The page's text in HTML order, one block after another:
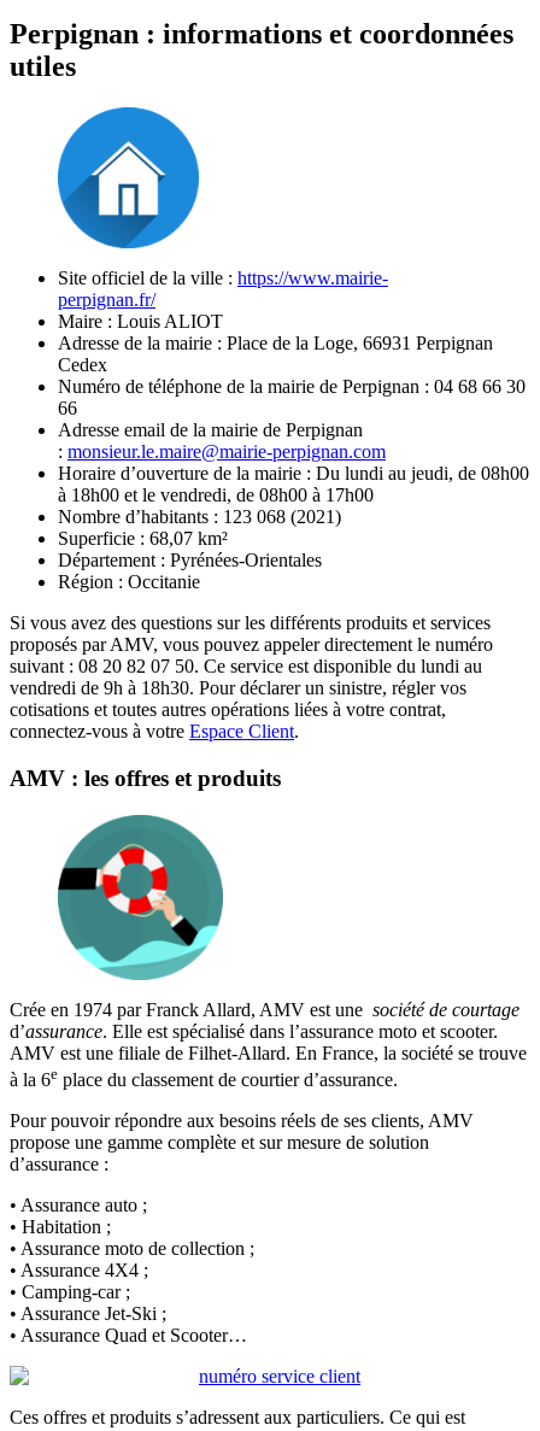
Perpignan : informations et coordonnées
utiles
Site officiel de la ville : https://www.mairie-
perpignan.fr/
Maire : Louis ALIOT
Adresse de la mairie : Place de la Loge, 66931 Perpignan
Cedex
Numéro de téléphone de la mairie de Perpignan : 04 68 66 30
66
Adresse email de la mairie de Perpignan
: monsieur.le.maire@mairie-perpignan.com
Horaire d’ouverture de la mairie : Du lundi au jeudi, de 08h00
à 18h00 et le vendredi, de 08h00 à 17h00
Nombre d’habitants : 123 068 (2021)
Superficie : 68,07 km²
Département : Pyrénées-Orientales
Région : Occitanie
Si vous avez des questions sur les différents produits et services
proposés par AMV, vous pouvez appeler directement le numéro
suivant : 08 20 82 07 50. Ce service est disponible du lundi au
vendredi de 9h à 18h30. Pour déclarer un sinistre, régler vos
cotisations et toutes autres opérations liées à votre contrat,
connectez-vous à votre Espace Client.
AMV : les offres et produits
Crée en 1974 par Franck Allard, AMV est une société de courtage
d’assurance. Elle est spécialisé dans l’assurance moto et scooter.
AMV est une filiale de Filhet-Allard. En France, la société se trouve
à la 6e place du classement de courtier d’assurance.
Pour pouvoir répondre aux besoins réels de ses clients, AMV
propose une gamme complète et sur mesure de solution
d’assurance :
• Assurance auto ;
• Habitation ;
• Assurance moto de collection ;
• Assurance 4X4 ;
• Camping-car ;
• Assurance Jet-Ski ;
• Assurance Quad et Scooter…
Ces offres et produits s’adressent aux particuliers. Ce qui est